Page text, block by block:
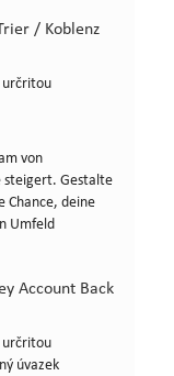
/ Koblenz
určritou
von
steigert. Gestalte
Chance, deine
Umfeld
Account Back
určritou
pozice
úvazek